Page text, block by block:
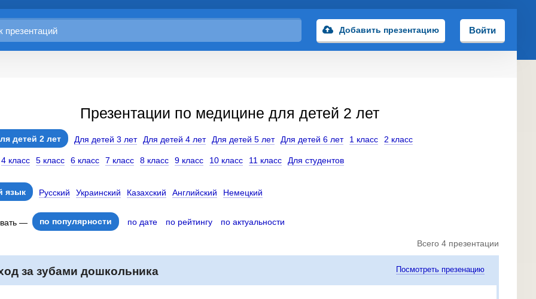
Добавить презентацию Войти
Презентации по медицине для детей 2 лет
детей 2 лет Для детей 3 лет Для детей 4 лет Для детей 5 лет Для детей 6 лет 1 класс 2 класс
4 класс 5 класс 6 класс 7 класс 8 класс 9 класс 10 класс 11 класс Для студентов
язык Русский Украинский Казахский Английский Немецкий
— по популярности по дате по рейтингу по актуальности
Всего 4 презентации
за зубами дошкольника Посмотреть презенацию